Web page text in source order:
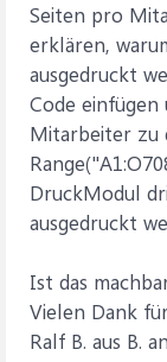
Seiten pro
erklären,
ausgedruckt
Code einfügen
Mitarbeiter zu
DruckModul
ausgedruckt
Ist das
Vielen Dank
Ralf B. aus B.